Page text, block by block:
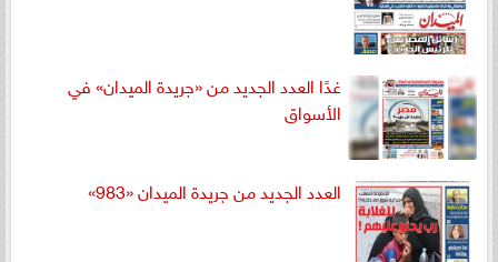
غدًا العدد الجديد من «جريدة الميدان» في
الأسواق
العدد الجديد من جريدة الميدان «983»